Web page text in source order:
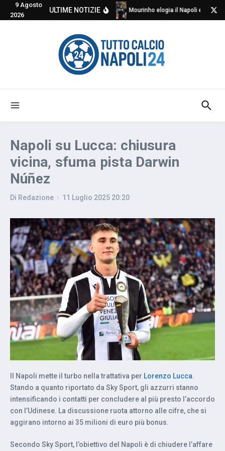
Salta al contenuto
9 Agosto
2026
ULTIME NOTIZIE Mourinho elogia il Napoli e critica
Napoli su Lucca: chiusura
vicina, sfuma pista Darwin
Núñez
Di Redazione 11 Luglio 2025 20:20
Il Napoli mette il turbo nella trattativa per Lorenzo Lucca.
Stando a quanto riportato da Sky Sport, gli azzurri stanno
intensificando i contatti per concludere al più presto l’accordo
con l’Udinese. La discussione ruota attorno alle cifre, che si
aggirano intorno ai 35 milioni di euro più bonus.
Secondo Sky Sport, l’obiettivo del Napoli è di chiudere l’affare